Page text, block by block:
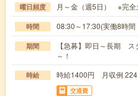
曜日頻度 月～金（週5日） ※完全
時間 08:30～17:30(実働8時
期間
【急募】即日～長期
～！
時給 時給1400円 月収例
交通費